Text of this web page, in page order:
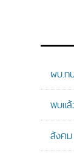
ผบ.ท
พบแ
สังค